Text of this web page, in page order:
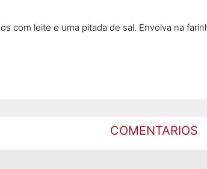
com leite e uma pitada de sal. Envolva na
COMENTARIOS